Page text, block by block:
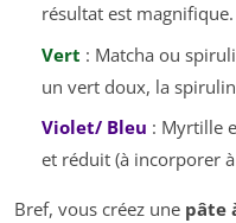
résultat est magnifique.
Vert : Matcha ou
un vert doux, la
Violet/ Bleu : Myrtille
et réduit (à incorporer
Bref, vous créez une pâte